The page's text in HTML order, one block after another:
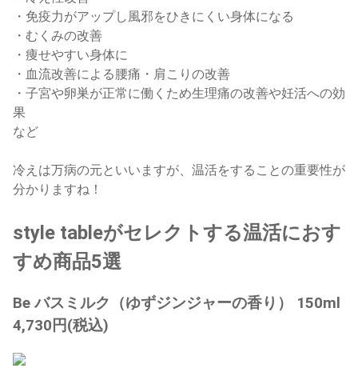
・免疫力がアップし風邪をひきにくい身体になる
・むくみの改善
・痩せやすい身体に
・血流改善による腰痛・肩こりの改善
・子宮や卵巣が正常に働くため生理痛の改善や妊活への効
果
など
冷えは万病の元といいますが、温活をすることの重要性が
分かりますね！
style tableがセレクトする温活におす
すめ商品5選
Be バスミルク（ゆずジンジャーの香り） 150ml
4,730円(税込)